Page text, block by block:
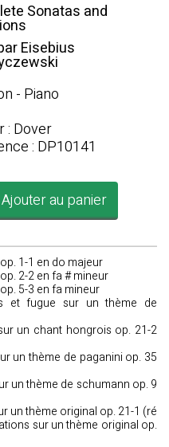
Sonatas and
Eisebius
- Piano
: Dover
: DP10141
au panier
1-1 en do majeur
2-2 en fa # mineur
5-3 en fa mineur
et fugue sur un thème de
un chant hongrois op. 21-2
un thème de paganini op. 35
un thème de schumann op. 9
un thème original op. 21-1 (ré
sur un thème original op.